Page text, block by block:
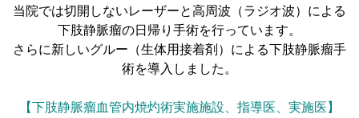
当院では切開しないレーザーと高周波（ラジオ波）による
下肢静脈瘤の日帰り手術を行っています。
さらに新しいグルー（生体用接着剤）による下肢静脈瘤手
術を導入しました。
【下肢静脈瘤血管内焼灼術実施施設、指導医、実施医】